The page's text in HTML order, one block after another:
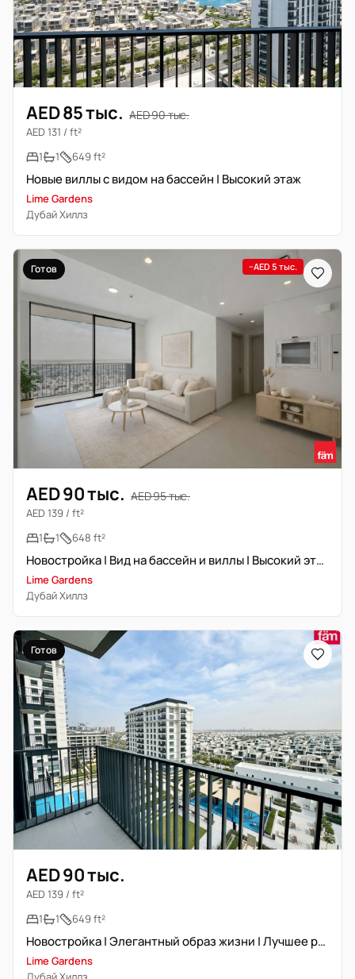
AED 85 тыс. AED 90 тыс.
AED 131 / ft²
1
1 649 ft²
Новые виллы с видом на бассейн | Высокий этаж
Lime Gardens
Дубай Хиллз
Готов −AED 5 тыс.
AED 90 тыс. AED 95 тыс.
AED 139 / ft²
1
1 648 ft²
Новостройка | Вид на бассейн и виллы | Высокий этаж
Lime Gardens
Дубай Хиллз
Готов
AED 90 тыс.
AED 139 / ft²
1
1 649 ft²
Новостройка | Элегантный образ жизни | Лучшее расположение
Lime Gardens